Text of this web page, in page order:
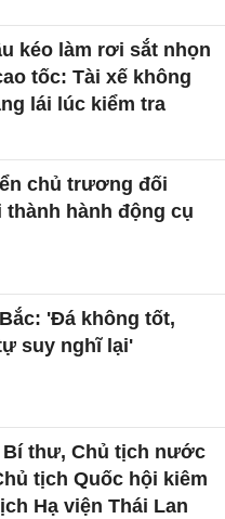
kéo làm rơi sắt nhọn
tốc: Tài xế không
lái lúc kiểm tra
chủ trương đối
thành hành động cụ
'Đá không tốt,
suy nghĩ lại'
Bí thư, Chủ tịch nước
tịch Quốc hội kiêm
Hạ viện Thái Lan